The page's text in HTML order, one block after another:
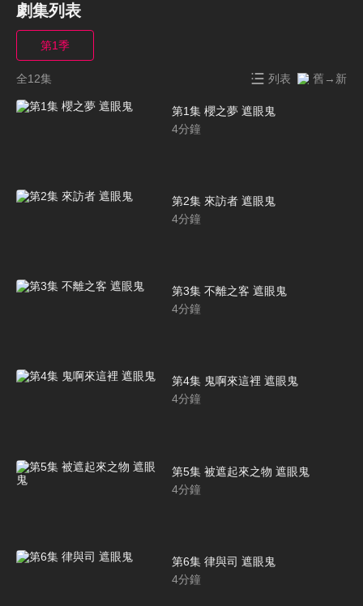
劇集列表
第1季
全12集 列表 舊→新
第1集 櫻之夢 遮眼鬼
4分鐘
第2集 來訪者 遮眼鬼
4分鐘
第3集 不離之客 遮眼鬼
4分鐘
第4集 鬼啊來這裡 遮眼鬼
4分鐘
第5集 被遮起來之物 遮眼鬼
4分鐘
第6集 律與司 遮眼鬼
4分鐘